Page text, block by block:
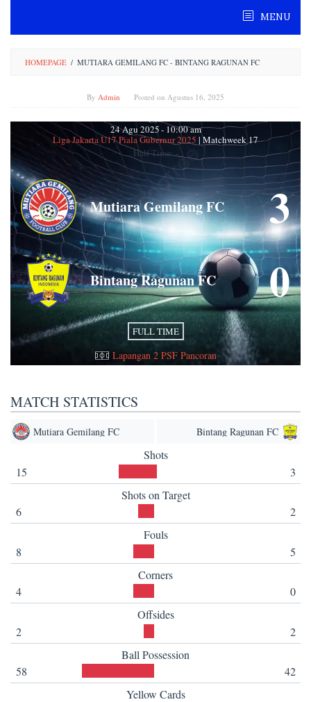
content
MENU
HOMEPAGE / MUTIARA GEMILANG FC - BINTANG RAGUNAN FC
By Admin Posted on Agustus 16, 2025
24 Agu 2025- 10:00 am
Liga Jakarta U17 Piala Gubernur 2025 | Matchweek 17
Half Time: -
Mutiara Gemilang FC 3
Bintang Ragunan FC 0
FULL TIME
Lapangan 2 PSF Pancoran
MATCH STATISTICS
Mutiara Gemilang FC Bintang Ragunan FC
Shots
15
3
Shots on Target
6
2
Fouls
8
5
Corners
4
0
Offsides
2
2
Ball Possession
58
42
Yellow Cards